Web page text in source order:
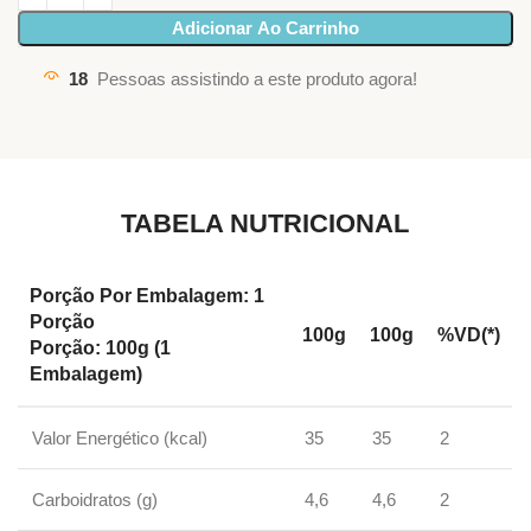
Adicionar Ao Carrinho
18 Pessoas assistindo a este produto agora!
TABELA NUTRICIONAL
Porção Por Embalagem: 1
Porção
Porção: 100g (1
Embalagem)
100g 100g %VD(*)
Valor Energético (kcal) 35 35 2
Carboidratos (g) 4,6 4,6 2